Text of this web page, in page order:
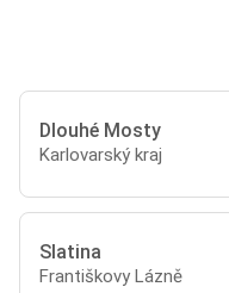
Dlouhé Mosty
Karlovarský kraj
Slatina
Františkovy Lázně